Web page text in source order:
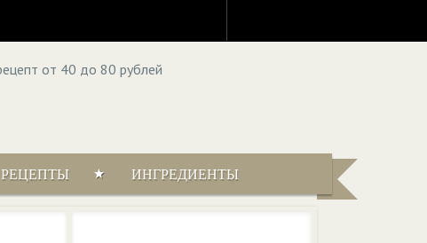
РЕЦЕПТЫ ИНГРЕДИЕНТЫ